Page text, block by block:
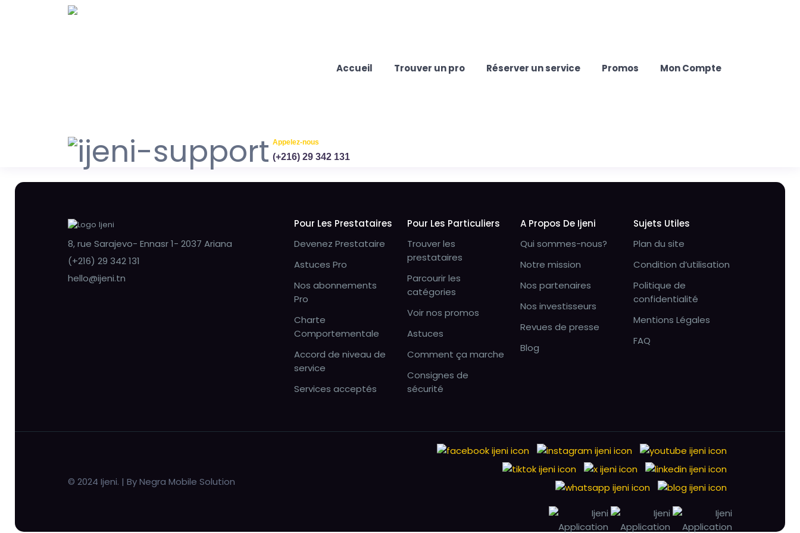
Accueil Trouver un pro Réserver un service Promos Mon Compte
Appelez-nous
(+216) 29 342 131
8, rue Sarajevo- Ennasr 1- 2037 Ariana
(+216) 29 342 131
hello@ijeni.tn
Pour Les Prestataires
Devenez Prestataire
Astuces Pro
Nos abonnements
Pro
Charte
Comportementale
Accord de niveau de
service
Services acceptés
Pour Les Particuliers
Trouver les
prestataires
Parcourir les
catégories
Voir nos promos
Astuces
Comment ça marche
Consignes de
sécurité
A Propos De Ijeni
Qui sommes-nous?
Notre mission
Nos partenaires
Nos investisseurs
Revues de presse
Blog
Sujets Utiles
Plan du site
Condition d’utilisation
Politique de
confidentialité
Mentions Légales
FAQ
© 2024 Ijeni. | By Negra Mobile Solution